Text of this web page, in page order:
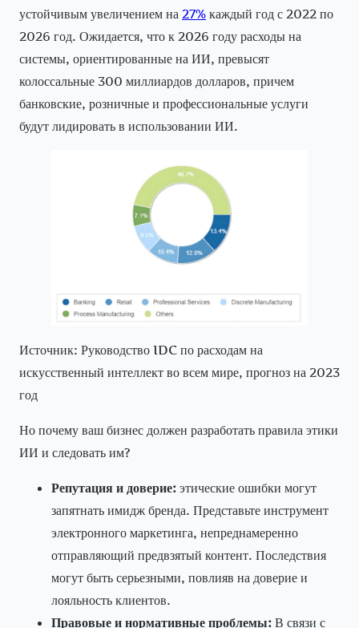
устойчивым увеличением на 27% каждый год с 2022 по
2026 год. Ожидается, что к 2026 году расходы на
системы, ориентированные на ИИ, превысят
колоссальные 300 миллиардов долларов, причем
банковские, розничные и профессиональные услуги
будут лидировать в использовании ИИ.
Источник: Руководство IDC по расходам на
искусственный интеллект во всем мире, прогноз на 2023
год
Но почему ваш бизнес должен разработать правила этики
ИИ и следовать им?
Репутация и доверие: этические ошибки могут
запятнать имидж бренда. Представьте инструмент
электронного маркетинга, непреднамеренно
отправляющий предвзятый контент. Последствия
могут быть серьезными, повлияв на доверие и
лояльность клиентов.
Правовые и нормативные проблемы: В связи с